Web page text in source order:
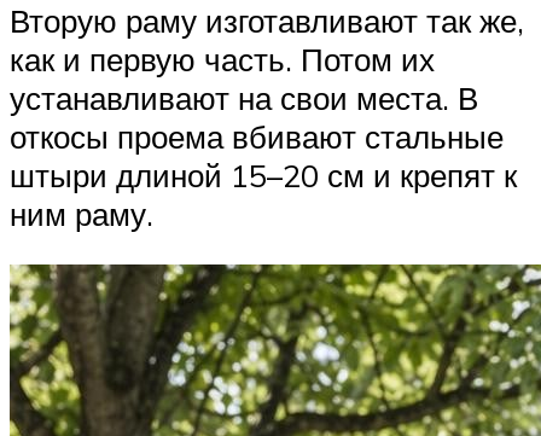
Вторую раму изготавливают так же,
как и первую часть. Потом их
устанавливают на свои места. В
откосы проема вбивают стальные
штыри длиной 15–20 см и крепят к
ним раму.